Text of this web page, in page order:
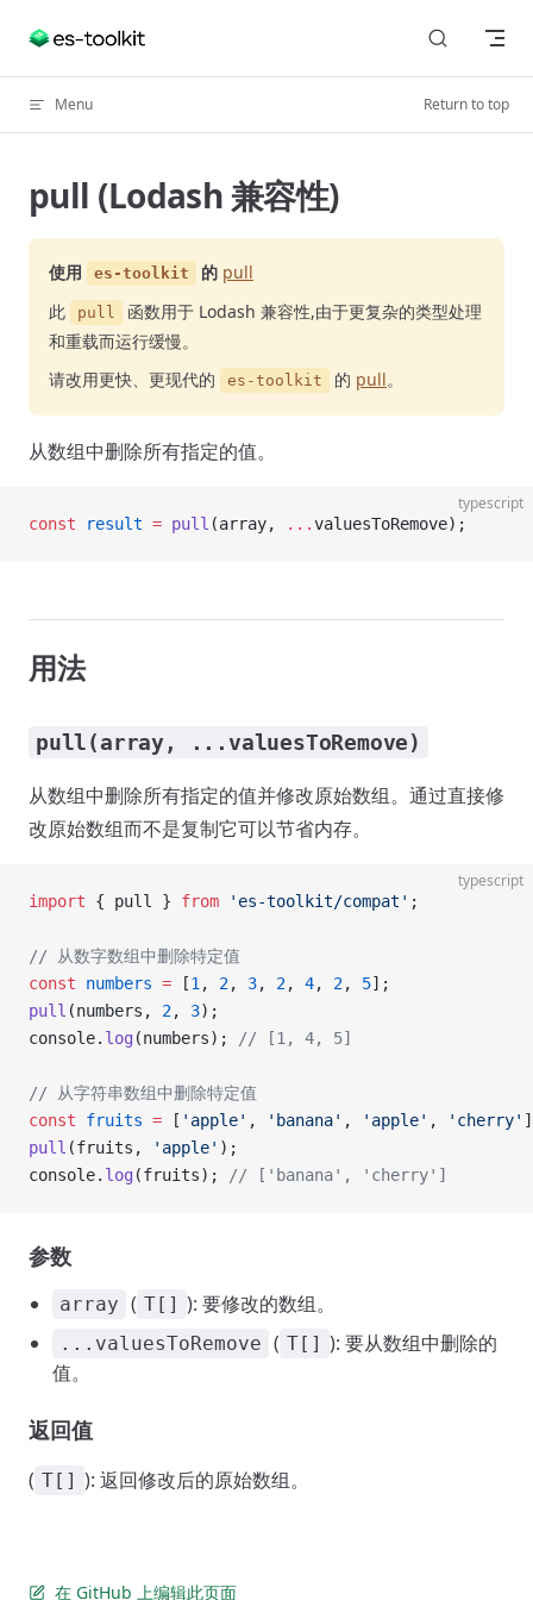
Skip to content
Menu Return to top
pull (Lodash 兼容性)
使用 es-toolkit 的 pull
此
pull
函数用于 Lodash 兼容性,由于更复杂的类型处理
和重载而运行缓慢。
请改用更快、更现代的
es-toolkit 的 pull。
从数组中删除所有指定的值。
typescript
const result = pull (array, ...valuesToRemove);
用法
pull(array, ...valuesToRemove)
从数组中删除所有指定的值并修改原始数组。通过直接修
改原始数组而不是复制它可以节省内存。
typescript
import { pull } from 'es-toolkit/compat' ;
// 从数字数组中删除特定值
const numbers = [1 , 2, 3, 2, 4, 2, 5];
pull (numbers, 2, 3);
console. log (numbers); // [1, 4, 5]
// 从字符串数组中删除特定值
const fruits = [ 'apple' , 'banana' , 'apple' , 'cherry'
pull (fruits, 'apple' );
console. log (fruits); // ['banana', 'cherry']
参数
array ( T[] ): 要修改的数组。
...valuesToRemove ( T[] ): 要从数组中删除的
值。
返回值
( T[] ): 返回修改后的原始数组。
在 GitHub 上编辑此页面